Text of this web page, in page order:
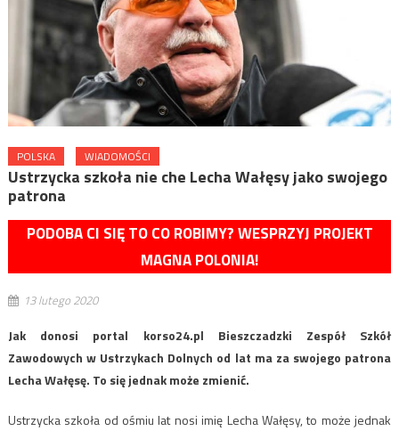
POLSKA WIADOMOŚCI
Ustrzycka szkoła nie che Lecha Wałęsy jako swojego
patrona
PODOBA CI SIĘ TO CO ROBIMY? WESPRZYJ PROJEKT
MAGNA POLONIA!
13 lutego 2020
Jak donosi portal korso24.pl Bieszczadzki Zespół Szkół
Zawodowych w Ustrzykach Dolnych od lat ma za swojego patrona
Lecha Wałęsę. To się jednak może zmienić.
Ustrzycka szkoła od ośmiu lat nosi imię Lecha Wałęsy, to może jednak